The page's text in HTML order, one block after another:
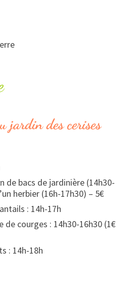
jardin des cerises
de bacs de jardinière (14h30-
herbier (16h-17h30) – 5€
: 14h-17h
de courges : 14h30-16h30 (1€
: 14h-18h